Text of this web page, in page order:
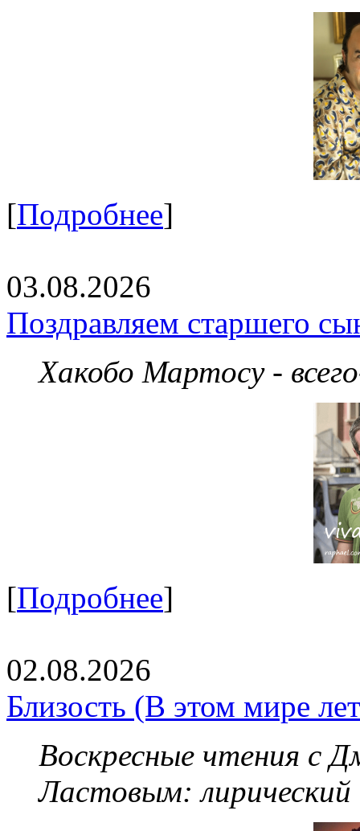
[Подробнее]
03.08.2026
Поздравляем старшего
Хакобо Мартосу -
[Подробнее]
02.08.2026
Близость (В этом мире
Воскресные чтения с
Ластовым: